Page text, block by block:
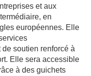
et aux
en
européennes. Elle
de soutien renforcé à
Elle sera accessible
à des guichets